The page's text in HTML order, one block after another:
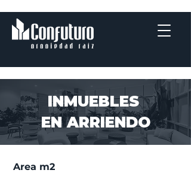
INMUEBLES
EN ARRIENDO
Area m2